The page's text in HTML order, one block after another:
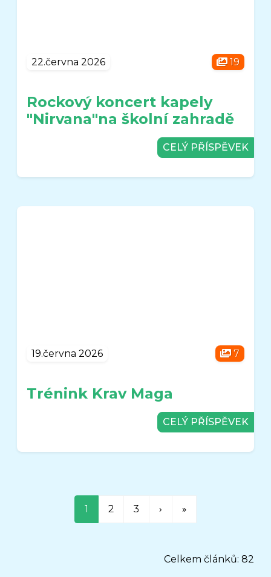
22.června 2026 19
Rockový koncert kapely
"Nirvana"na školní zahradě
CELÝ PŘÍSPĚVEK
19.června 2026 7
Trénink Krav Maga
CELÝ PŘÍSPĚVEK
1 2 3 › »
Celkem článků: 82